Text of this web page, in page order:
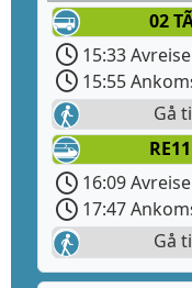
02
15:33
15:55
Gå
16:09
17:47
Gå